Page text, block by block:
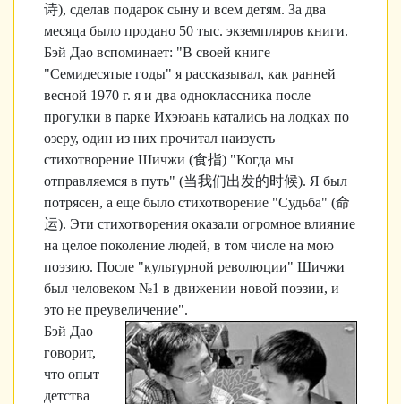
诗), сделав подарок сыну и всем детям. За два
месяца было продано 50 тыс. экземпляров книги.
Бэй Дао вспоминает: "В своей книге
"Семидесятые годы" я рассказывал, как ранней
весной 1970 г. я и два одноклассника после
прогулки в парке Ихэюань катались на лодках по
озеру, один из них прочитал наизусть
стихотворение Шичжи (食指) "Когда мы
отправляемся в путь" (当我们出发的时候). Я был
потрясен, а еще было стихотворение "Судьба" (命
运). Эти стихотворения оказали огромное влияние
на целое поколение людей, в том числе на мою
поэзию. После "культурной революции" Шичжи
был человеком №1 в движении новой поэзии, и
это не преувеличение".
Бэй Дао
говорит,
что опыт
детства